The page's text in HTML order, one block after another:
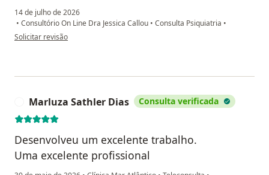
14 de julho de 2026
• Consultório On Line Dra Jessica Callou • Consulta Psiquiatria •
na opinião do utilizador P.P.
Solicitar revisão
Marluza Sathler Dias Consulta verificada
Desenvolveu um excelente trabalho.
Uma excelente profissional